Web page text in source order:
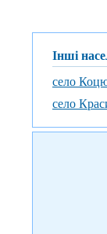
Інші
село
село